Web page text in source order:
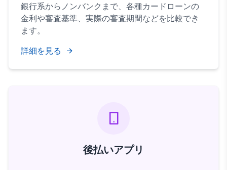
銀行系からノンバンクまで、各種カードローンの
金利や審査基準、実際の審査期間などを比較でき
ます。
詳細を見る
後払いアプリ